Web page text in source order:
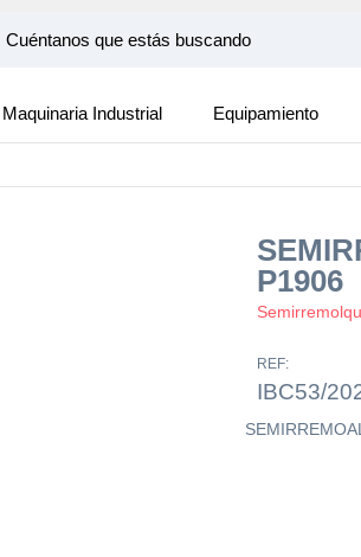
Maquinaria Industrial Equipamiento
P1906
REF:
IBC53/